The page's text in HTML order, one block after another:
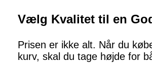
Vælg Kvalitet til en
Prisen er ikke alt. Når du
kurv, skal du tage højde for